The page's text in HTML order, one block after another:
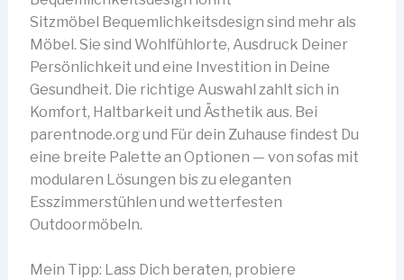
Sitzmöbel Bequemlichkeitsdesign sind mehr als
Möbel. Sie sind Wohlfühlorte, Ausdruck Deiner
Persönlichkeit und eine Investition in Deine
Gesundheit. Die richtige Auswahl zahlt sich in
Komfort, Haltbarkeit und Ästhetik aus. Bei
parentnode.org und Für dein Zuhause findest Du
eine breite Palette an Optionen — von sofas mit
modularen Lösungen bis zu eleganten
Esszimmerstühlen und wetterfesten
Outdoormöbeln.
Mein Tipp: Lass Dich beraten, probiere